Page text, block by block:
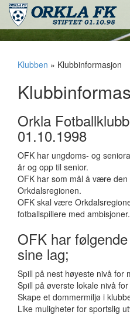
Klubben » Klubbinformasjon
Orkla
01.10.1998
OFK har ungdoms- og
år og opp til senior.
OFK har som mål å være
Orkdalsregionen.
OFK skal være
fotballspillere med ambisjoner.
OFK har
sine lag;
Spill på nest høyeste nivå for
Spill på øverste lokale nivå
Skape et dommermiljø i
Like muligheter for sportslig